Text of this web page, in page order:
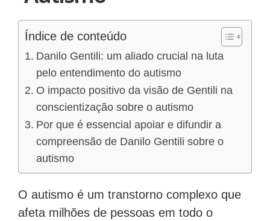
Índice de conteúdo
Danilo Gentili: um aliado crucial na luta
pelo entendimento do autismo
O impacto positivo da visão de Gentili na
conscientização sobre o autismo
Por que é essencial apoiar e difundir a
compreensão de Danilo Gentili sobre o
autismo
O autismo é um transtorno complexo que
afeta milhões de pessoas em todo o